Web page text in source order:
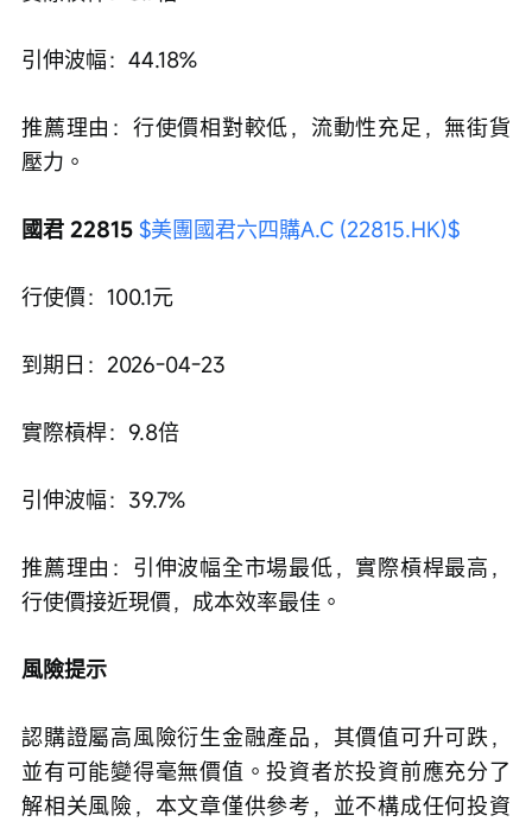
引伸波幅：44.18%
推薦理由：行使價相對較低，流動性充足，無街貨
壓力。
國君 22815 $美團國君六四購A.C (22815.HK)$
行使價：100.1元
到期日：2026-04-23
實際槓桿：9.8倍
引伸波幅：39.7%
推薦理由：引伸波幅全市場最低，實際槓桿最高，
行使價接近現價，成本效率最佳。
風險提示
認購證屬高風險衍生金融產品，其價值可升可跌，
並有可能變得毫無價值。投資者於投資前應充分了
解相关風險，本文章僅供參考，並不構成任何投資